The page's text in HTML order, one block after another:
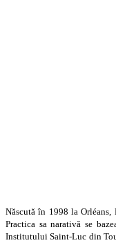
Născută în 1998 la
Practica sa narativă se
Institutului Saint-Luc din